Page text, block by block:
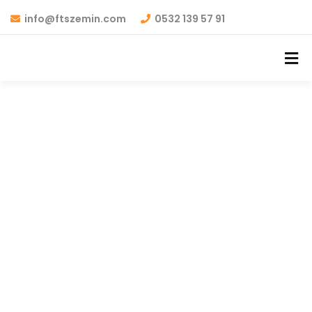
info@ftszemin.com 0532 139 57 91